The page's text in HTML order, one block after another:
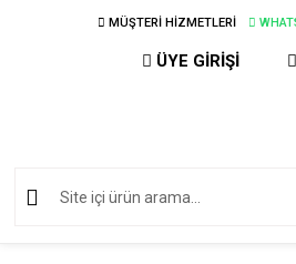
MÜŞTERİ HİZMETLERİ
ÜYE GİRİŞİ